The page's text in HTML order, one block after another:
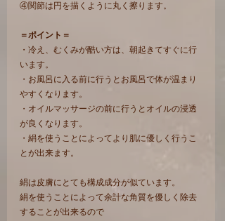
④関節は円を描くように丸く擦ります。
＝ポイント＝
・冷え、むくみが酷い方は、朝起きてすぐに行
います。
・お風呂に入る前に行うとお風呂で体が温まり
やすくなります。
・オイルマッサージの前に行うとオイルの浸透
が良くなります。
・絹を使うことによってより肌に優しく行うこ
とが出来ます。
絹は皮膚にとても構成成分が似ています。
絹を使うことによって余計な角質を優しく除去
することが出来るので